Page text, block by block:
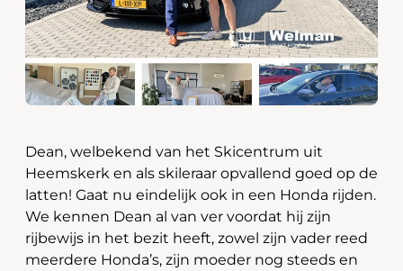
Contact
Dean, welbekend van het Skicentrum uit
Heemskerk en als skileraar opvallend goed op de
latten! Gaat nu eindelijk ook in een Honda rijden.
We kennen Dean al van ver voordat hij zijn
rijbewijs in het bezit heeft, zowel zijn vader reed
meerdere Honda’s, zijn moeder nog steeds en